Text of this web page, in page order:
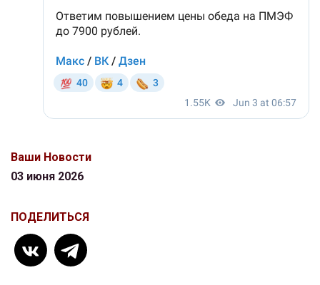
Ваши Новости
03 июня 2026
ПОДЕЛИТЬСЯ